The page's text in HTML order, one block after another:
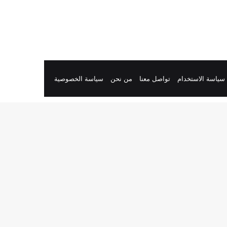
سياسة الاستخدام تواصل معنا من نحن سياسة الخصوصية